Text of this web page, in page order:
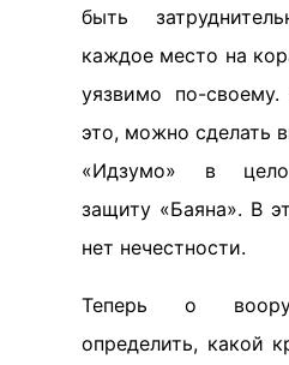
быть
каждое место на
уязвимо по-
это, можно сделать
«Идзумо» в
защиту «Баяна». В
нет нечестности.
Теперь о
определить, какой